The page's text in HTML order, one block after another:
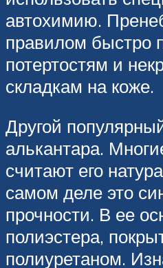
автохимию.
правилом быстро
потертостям и
складкам на коже.
Другой
алькантара.
считают его
самом деле это
прочности. В ее
полиэстера,
полиуретаном.